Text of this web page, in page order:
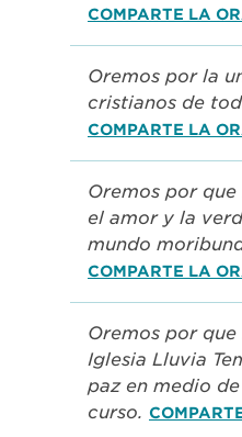
COMPARTE LA
Oremos por la
cristianos de
COMPARTE LA
Oremos por
el amor y la
mundo
COMPARTE LA
Oremos por
Iglesia Lluvia
paz en medio
curso.